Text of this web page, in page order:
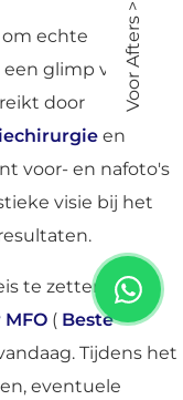
om echte
glimp van de
door
en
voor- en nafoto's
visie bij het
te zetten? Plan
( Beste
Tijdens het
eventuele
Voor Afters >